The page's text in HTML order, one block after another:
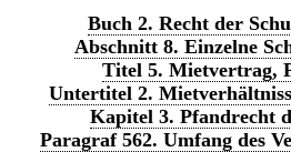
Buch 2. Recht der
Abschnitt 8. Einzelne
Titel 5. Mietvertrag,
Untertitel 2.
Kapitel 3. Pfandrecht
Paragraf 562. Umfang des